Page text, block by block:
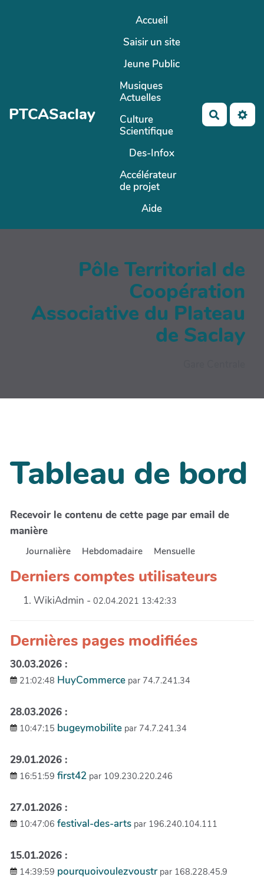
PTCASaclay
Accueil
Saisir un site
Jeune Public
Musiques
Actuelles
Culture
Scientifique
Des-Infox
Accélérateur
de projet
Aide
Pôle Territorial de
Coopération
Associative du Plateau
de Saclay
Tableau de bord
Recevoir le contenu de cette page par email de
manière
Journalière Hebdomadaire Mensuelle
Derniers comptes utilisateurs
WikiAdmin - 02.04.2021 13:42:33
Dernières pages modifiées
30.03.2026 :
21:02:48 HuyCommerce par 74.7.241.34
28.03.2026 :
10:47:15 bugeymobilite par 74.7.241.34
29.01.2026 :
16:51:59 first42 par 109.230.220.246
27.01.2026 :
10:47:06 festival-des-arts par 196.240.104.111
15.01.2026 :
14:39:59 pourquoivoulezvoustr par 168.228.45.9